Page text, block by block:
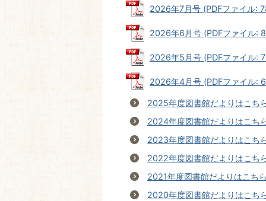
2026年7月号 (PDFファイル:
2026年6月号 (PDFファイル:
2026年5月号 (PDFファイル:
2026年4月号 (PDFファイル:
2025年度図書館だよりはこち
2024年度図書館だよりはこち
2023年度図書館だよりはこち
2022年度図書館だよりはこち
2021年度図書館だよりはこち
2020年度図書館だよりはこち